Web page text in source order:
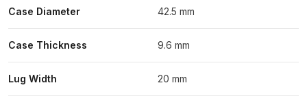
Case Diameter 42.5 mm
Case Thickness 9.6 mm
Lug Width 20 mm